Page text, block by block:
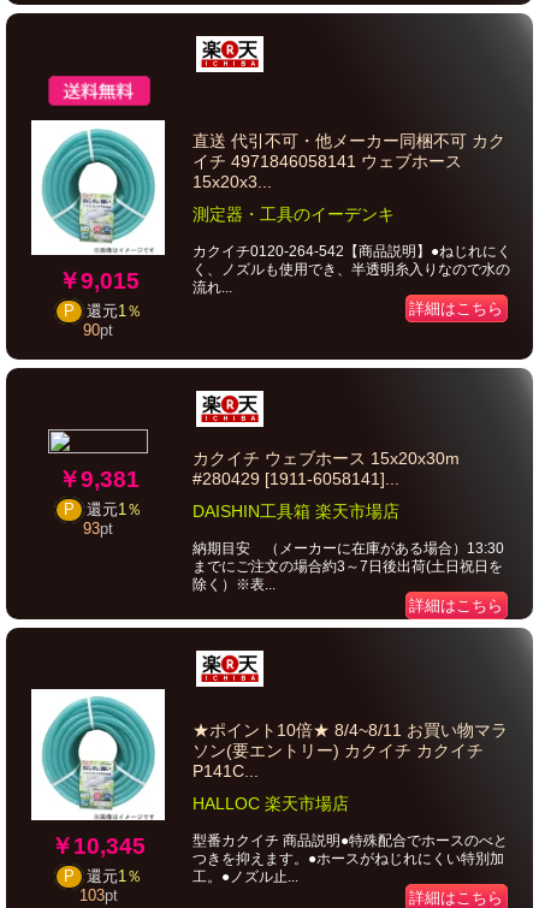
￥9,015
P 還元1％
90pt
直送 代引不可・他メーカー同梱不可 カク
イチ 4971846058141 ウェブホース
15x20x3...
測定器・工具のイーデンキ
カクイチ0120-264-542【商品説明】●ねじれにく
く、ノズルも使用でき、半透明糸入りなので水の
流れ...
詳細はこちら
￥9,381
P 還元1％
93pt
カクイチ ウェブホース 15x20x30m
#280429 [1911-6058141]...
DAISHIN工具箱 楽天市場店
納期目安 （メーカーに在庫がある場合）13:30
までにご注文の場合約3～7日後出荷(土日祝日を
除く）※表...
詳細はこちら
￥10,345
P 還元1％
103pt
★ポイント10倍★ 8/4~8/11 お買い物マラ
ソン(要エントリー) カクイチ カクイチ
P141C...
HALLOC 楽天市場店
型番カクイチ 商品説明●特殊配合でホースのべと
つきを抑えます。●ホースがねじれにくい特別加
工。●ノズル止...
詳細はこちら